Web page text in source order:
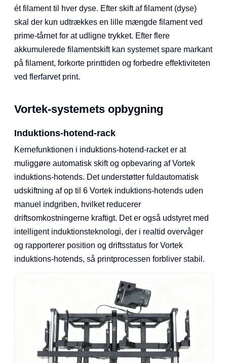
ét filament til hver dyse. Efter skift af filament (dyse)
skal der kun udtrækkes en lille mængde filament ved
prime-tårnet for at udligne trykket. Efter flere
akkumulerede filamentskift kan systemet spare markant
på filament, forkorte printtiden og forbedre effektiviteten
ved flerfarvet print.
Vortek-systemets opbygning
Induktions-hotend-rack
Kernefunktionen i induktions-hotend-racket er at
muliggøre automatisk skift og opbevaring af Vortek
induktions-hotends. Det understøtter fuldautomatisk
udskiftning af op til 6 Vortek induktions-hotends uden
manuel indgriben, hvilket reducerer
driftsomkostningerne kraftigt. Det er også udstyret med
intelligent induktionsteknologi, der i realtid overvåger
og rapporterer position og driftsstatus for Vortek
induktions-hotends, så printprocessen forbliver stabil.